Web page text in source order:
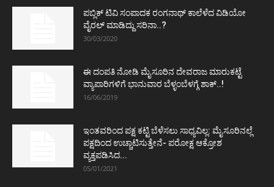
ಪಬ್ಲಿಕ್ ಟಿವಿ ಸಂಪಾದಕ ರಂಗನಾಥ್ ಕಾಲೆಳೆದ ವಿಡಿಯೋ
ವೈರಲ್ ಮಾಡಿದ್ದು ಸರಿನಾ..?
30/03/2020
ಈ ದಂಪತಿ ನೋಡಿ ಮೈಸೂರಿನ ದೇವರಾಜ ಮಾರುಕಟ್ಟೆ
ವ್ಯಾಪಾರಿಗಳಿಗೆ ಭಾನುವಾರ ಬೆಳ್ಳಂಬೆಳಗ್ಗೆ ಶಾಕ್..!
16/06/2019
ಇಂತವರಿಂದ ಪಕ್ಷ ಕಟ್ಟಿ ಬೆಳೆಸಲು ಸಾಧ್ಯವಿಲ್ಲ: ಮೈಸೂರಿನಲ್ಲೆ
ಪಕ್ಷದಿಂದ ಉಚ್ಚಾಟಿಸುತ್ತೇನೆ- ಪರೋಕ್ಷ ಆಕ್ರೋಶ
ವ್ಯಕ್ತಪಡಿಸಿದ...
05/01/2021